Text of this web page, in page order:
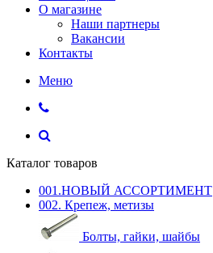
О магазине
Наши партнеры
Вакансии
Контакты
Меню
Каталог товаров
001.НОВЫЙ АССОРТИМЕНТ
002. Крепеж, метизы
Болты, гайки, шайбы